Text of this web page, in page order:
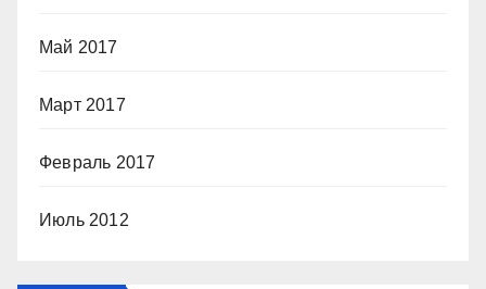
Май 2017
Март 2017
Февраль 2017
Июль 2012